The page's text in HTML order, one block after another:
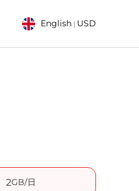
English | USD
2GB/日